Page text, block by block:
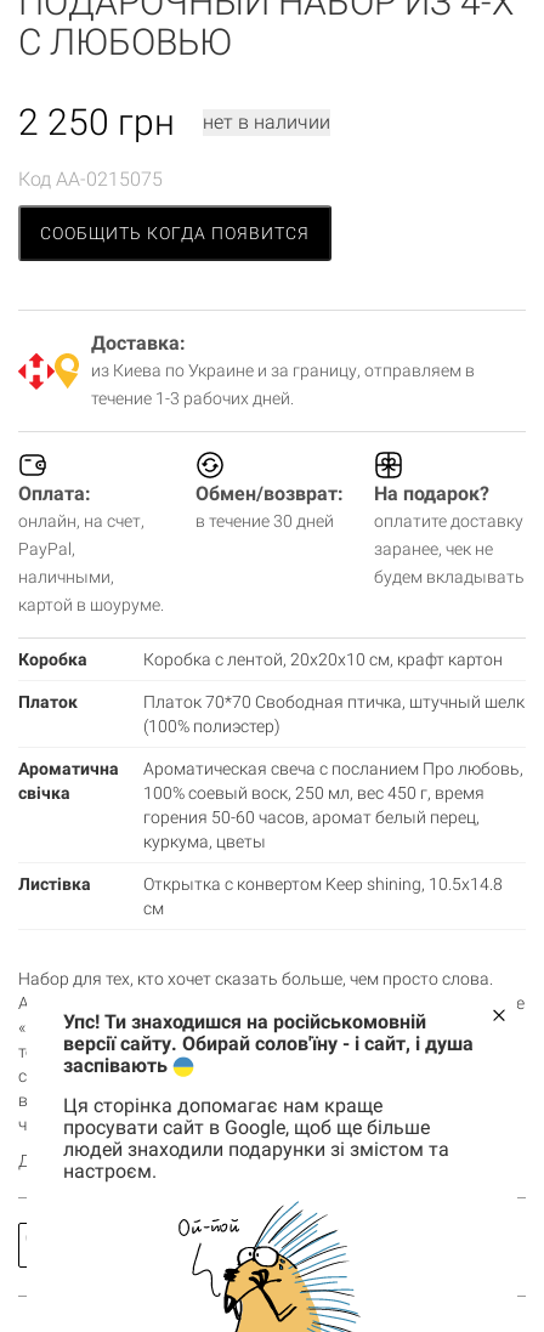
С ЛЮБОВЬЮ
2 250 грн нет в наличии
Код AA-0215075
СООБЩИТЬ КОГДА ПОЯВИТСЯ
Доставка:
из Киева по Украине и за границу, отправляем в
течение 1-3 рабочих дней.
Оплата:
онлайн, на счет,
PayPal,
наличными,
картой в шоуруме.
Обмен/возврат:
в течение 30 дней
На подарок?
оплатите доставку
заранее, чек не
будем вкладывать
Коробка Коробка с лентой, 20х20х10 см, крафт картон
Платок
Платок 70*70 Свободная птичка, штучный шелк
(100% полиэстер)
Ароматична
свічка
Ароматическая свеча с посланием Про любовь,
100% соевый воск, 250 мл, вес 450 г, время
горения 50-60 часов, аромат белый перец,
куркума, цветы
Листівка
Открытка с конвертом Keep shining, 10.5х14.8
см
Набор для тех, кто хочет сказать больше, чем просто слова.
Ароматическая свеча постепенно открывает скрытое послание
«Пусть тебя греет моя любовь», создавая особый момент
тепла. Платок «Свободная птичка» добавляет легкости и
свободы образа, а открытка Keep shining напоминает: ты
важна и особенная. Идеальный подарок для близкого
человека!
Добавляй в корзину подарочный набор и дари любимой!
Спросить
про товар
Упс! Ти знаходишся на російськомовній
версії сайту. Обирай солов'їну - і сайт, і душа
заспівають
Ця сторінка допомагає нам краще
просувати сайт в Google, щоб ще більше
людей знаходили подарунки зі змістом та
настроєм.
Корзина 0 товары
Корзина пуста